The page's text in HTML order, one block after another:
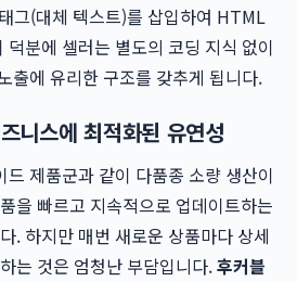
그(대체 텍스트)를 삽입하여 HTML
분에 셀러는 별도의 코딩 지식 없이
출에 유리한 구조를 갖추게 됩니다.
니스에 최적화된 유연성
제품군과 같이 다품종 소량 생산이
을 빠르고 지속적으로 업데이트하는
. 하지만 매번 새로운 상품마다 상세
는 것은 엄청난 부담입니다.후커블